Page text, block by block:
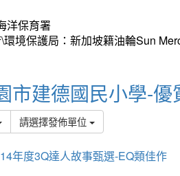
洋保育署
環境保護局：新加坡籍油輪Sun
市建德國民小學-優
請選擇發佈單位
年度3Q達人故事甄選-EQ類佳作